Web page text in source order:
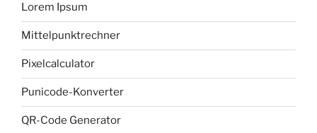
Lorem Ipsum
Mittelpunktrechner
Pixelcalculator
Punicode-Konverter
QR-Code Generator